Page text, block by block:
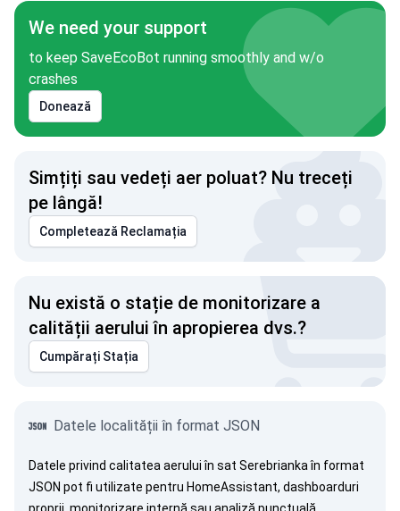
We need your support
to keep SaveEcoBot running smoothly and w/o
crashes
Donează
Simțiți sau vedeți aer poluat? Nu treceți
pe lângă!
Completează Reclamația
Nu există o stație de monitorizare a
calității aerului în apropierea dvs.?
Cumpărați Stația
Datele localității în format JSON
Datele privind calitatea aerului în sat Serebrianka în format
JSON pot fi utilizate pentru HomeAssistant, dashboarduri